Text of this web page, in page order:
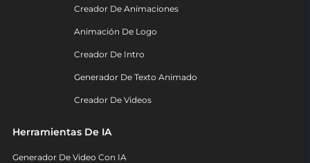
Creador De Animaciones
Animación De Logo
Creador De Intro
Generador De Texto Animado
Creador De Videos
Herramientas De IA
Generador De Video Con IA